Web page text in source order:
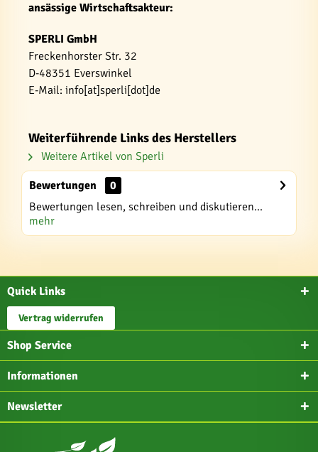
ansässige Wirtschaftsakteur:
SPERLI GmbH
Freckenhorster Str. 32
D-48351 Everswinkel
E-Mail: info[at]sperli[dot]de
Weiterführende Links des Herstellers
Weitere Artikel von Sperli
Bewertungen
0
Bewertungen lesen, schreiben und diskutieren...
mehr
Quick Links
Vertrag widerrufen
Shop Service
Informationen
Newsletter